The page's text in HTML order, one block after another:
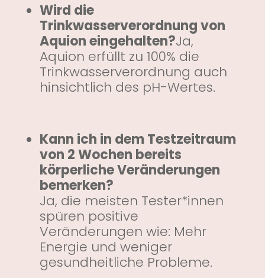
Wird die
Trinkwasserverordnung von
Aquion eingehalten?Ja,
Aquion erfüllt zu 100% die
Trinkwasserverordnung auch
hinsichtlich des pH-Wertes.
Kann ich in dem Testzeitraum
von 2 Wochen bereits
körperliche Veränderungen
bemerken?
Ja, die meisten Tester*innen
spüren positive
Veränderungen wie: Mehr
Energie und weniger
gesundheitliche Probleme.